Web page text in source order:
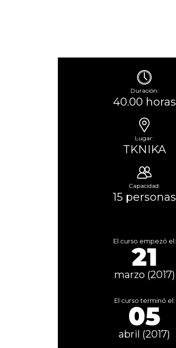
Duración:
40.00 horas
Lugar:
TKNIKA
Capacidad:
15 personas
El curso empezó el:
21
marzo (2017)
El curso terminó el:
05
abril (2017)